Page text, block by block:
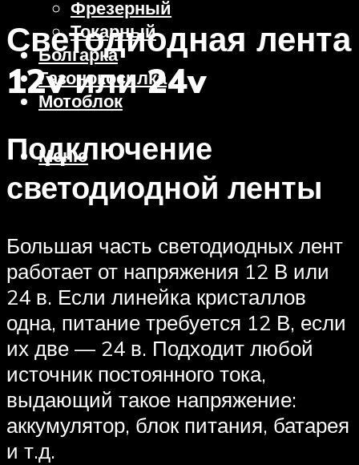
Фрезерный
Токарный
Болгарка
Газонокосилка
Мотоблок
Меню
Светодиодная лента
12v или 24v
Подключение
светодиодной ленты
Большая часть светодиодных лент
работает от напряжения 12 В или
24 в. Если линейка кристаллов
одна, питание требуется 12 В, если
их две — 24 в. Подходит любой
источник постоянного тока,
выдающий такое напряжение:
аккумулятор, блок питания, батарея
и т.д.